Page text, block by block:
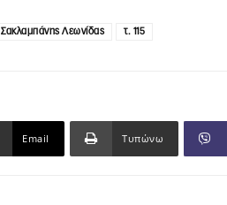
Σακλαμπάνης Λεωνίδας τ. 115
Email Τυπώνω